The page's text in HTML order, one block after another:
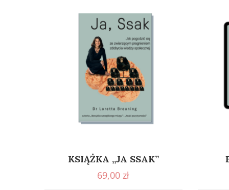
KSIĄŻKA „JA SSAK”
69,00zł